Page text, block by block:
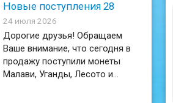
Новые поступления 28
24 июля 2026
Дорогие друзья! Обращаем
Ваше внимание, что сегодня в
продажу поступили монеты
Малави, Уганды, Лесото и...